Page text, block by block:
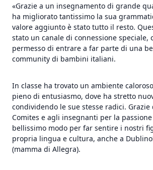
«Grazie a un insegnamento di grande
ha migliorato tantissimo la sua
valore aggiunto è stato tutto il resto.
stato un canale di connessione speciale,
permesso di entrare a far parte di una
community di bambini italiani.
In classe ha trovato un ambiente
pieno di entusiasmo, dove ha stretto
condividendo le sue stesse radici. Grazie
Comites e agli insegnanti per la passione
bellissimo modo per far sentire i nostri
propria lingua e cultura, anche a
(mamma di Allegra).